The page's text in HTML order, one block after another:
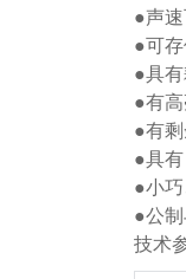
●声
●可
●具
●有
●有
●具
●小
●公
技术